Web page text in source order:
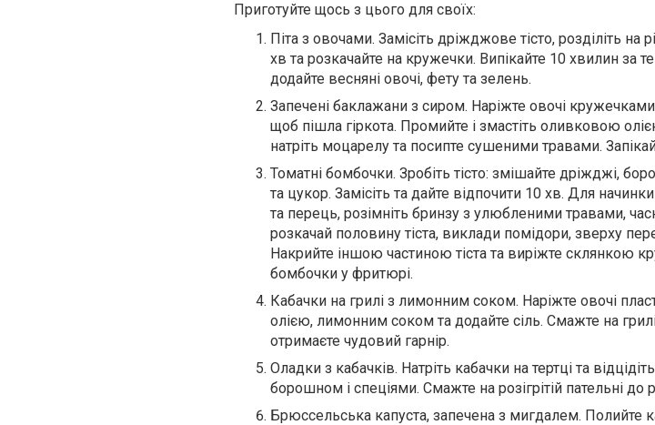
Приготуйте щось з цього для своїх:
Піта з овочами. Замісіть дріжджове тісто, розділіть на
хв та розкачайте на кружечки. Випікайте 10 хвилин за
додайте весняні овочі, фету та зелень.
Запечені баклажани з сиром. Наріжте овочі
щоб пішла гіркота. Промийте і змастіть оливковою
натріть моцарелу та посипте сушеними травами.
Томатні бомбочки. Зробіть тісто: змішайте дріжджі,
та цукор. Замісіть та дайте відпочити 10 хв. Для
та перець, розімніть бринзу з улюбленими травами,
розкачай половину тіста, виклади помідори, зверху
Накрийте іншою частиною тіста та виріжте склянкою
бомбочки у фритюрі.
Кабачки на грилі з лимонним соком. Наріжте овочі
олією, лимонним соком та додайте сіль. Смажте на
отримаєте чудовий гарнір.
Оладки з кабачків. Натріть кабачки на тертці та
борошном і спеціями. Смажте на розігрітій пательні до
Брюссельська капуста, запечена з мигдалем. Полийте